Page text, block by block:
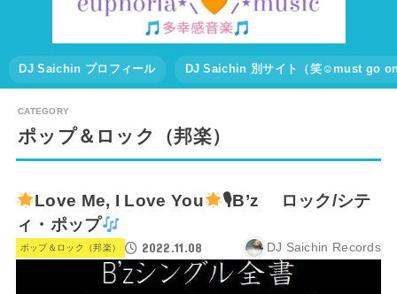
DJ Saichin プロフィール DJ Saichin 別サイト（笑☺must go
ポップ＆ロック（邦楽）
Love Me, I Love You
🎙B’z ロック/シテ
ィ・ポップ
ポップ＆ロック（邦楽） 2022.11.08 DJ Saichin Records